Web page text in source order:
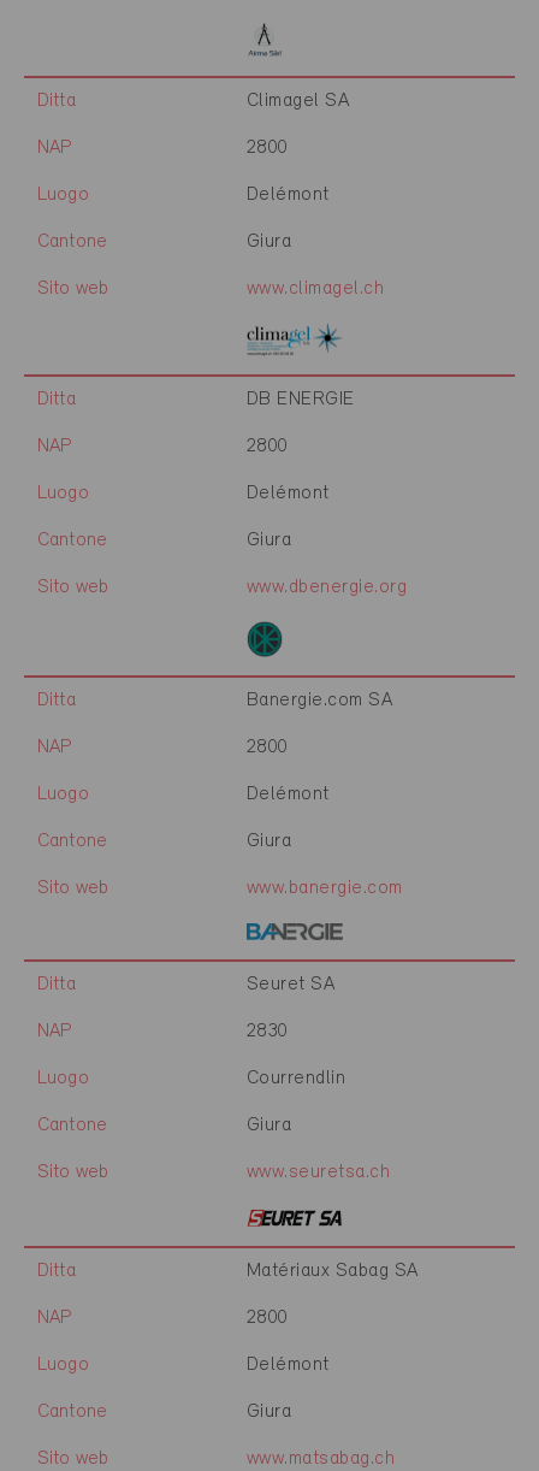
Ditta Climagel SA
NAP 2800
Luogo Delémont
Cantone Giura
Sito web www.climagel.ch
Ditta DB ENERGIE
NAP 2800
Luogo Delémont
Cantone Giura
Sito web www.dbenergie.org
Ditta Banergie.com SA
NAP 2800
Luogo Delémont
Cantone Giura
Sito web www.banergie.com
Ditta Seuret SA
NAP 2830
Luogo Courrendlin
Cantone Giura
Sito web www.seuretsa.ch
Ditta Matériaux Sabag SA
NAP 2800
Luogo Delémont
Cantone Giura
Sito web www.matsabag.ch